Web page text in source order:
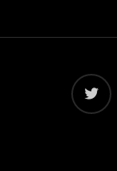
twitter